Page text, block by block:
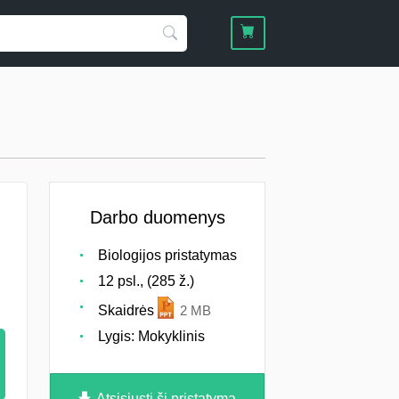
Darbo duomenys
Biologijos pristatymas
12 psl., (285 ž.)
Skaidrės
2 MB
Lygis: Mokyklinis